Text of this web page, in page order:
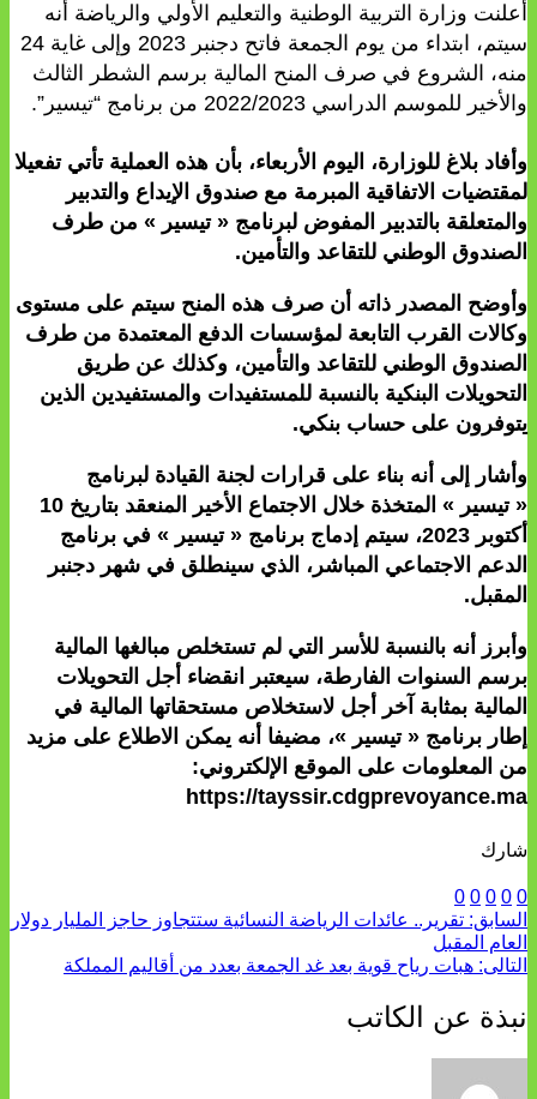
أعلنت وزارة التربية الوطنية والتعليم الأولي والرياضة أنه
سيتم، ابتداء من يوم الجمعة فاتح دجنبر 2023 وإلى غاية 24
منه، الشروع في صرف المنح المالية برسم الشطر الثالث
والأخير للموسم الدراسي 2022/2023 من برنامج “تيسير”.
وأفاد بلاغ للوزارة، اليوم الأربعاء، بأن هذه العملية تأتي تفعيلا
لمقتضيات الاتفاقية المبرمة مع صندوق الإيداع والتدبير
والمتعلقة بالتدبير المفوض لبرنامج « تيسير » من طرف
الصندوق الوطني للتقاعد والتأمين.
وأوضح المصدر ذاته أن صرف هذه المنح سيتم على مستوى
وكالات القرب التابعة لمؤسسات الدفع المعتمدة من طرف
الصندوق الوطني للتقاعد والتأمين، وكذلك عن طريق
التحويلات البنكية بالنسبة للمستفيدات والمستفيدين الذين
يتوفرون على حساب بنكي.
وأشار إلى أنه بناء على قرارات لجنة القيادة لبرنامج
« تيسير » المتخذة خلال الاجتماع الأخير المنعقد بتاريخ 10
أكتوبر 2023، سيتم إدماج برنامج « تيسير » في برنامج
الدعم الاجتماعي المباشر، الذي سينطلق في شهر دجنبر
المقبل.
وأبرز أنه بالنسبة للأسر التي لم تستخلص مبالغها المالية
برسم السنوات الفارطة، سيعتبر انقضاء أجل التحويلات
المالية بمثابة آخر أجل لاستخلاص مستحقاتها المالية في
إطار برنامج « تيسير »، مضيفا أنه يمكن الاطلاع على مزيد
من المعلومات على الموقع الإلكتروني:
https://tayssir.cdgprevoyance.ma
شارك
0
0
0
0
0
السابق: تقرير.. عائدات الرياضة النسائية ستتجاوز حاجز المليار دولار
العام المقبل
التالى: هبات رياح قوية بعد غد الجمعة بعدد من أقاليم المملكة
نبذة عن الكاتب